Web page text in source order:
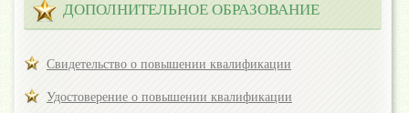
ДОПОЛНИТЕЛЬНОЕ ОБРАЗОВАНИЕ
Свидетельство о повышении квалификации
Удостоверение о повышении квалификации